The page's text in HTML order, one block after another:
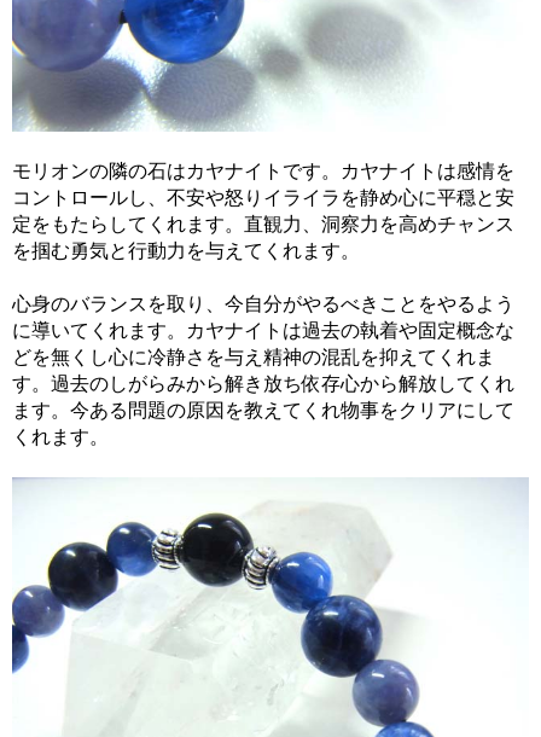
モリオンの隣の石はカヤナイトです。カヤナイトは感情を
コントロールし、不安や怒りイライラを静め心に平穏と安
定をもたらしてくれます。直観力、洞察力を高めチャンス
を掴む勇気と行動力を与えてくれます。
心身のバランスを取り、今自分がやるべきことをやるよう
に導いてくれます。カヤナイトは過去の執着や固定概念な
どを無くし心に冷静さを与え精神の混乱を抑えてくれま
す。過去のしがらみから解き放ち依存心から解放してくれ
ます。今ある問題の原因を教えてくれ物事をクリアにして
くれます。